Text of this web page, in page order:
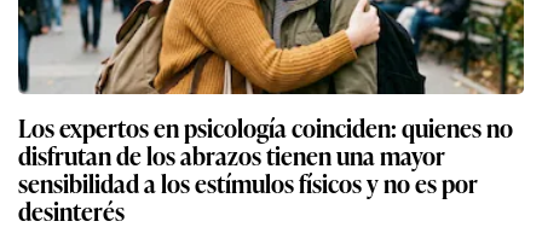
Los expertos en psicología coinciden: quienes no
disfrutan de los abrazos tienen una mayor
sensibilidad a los estímulos físicos y no es por
desinterés